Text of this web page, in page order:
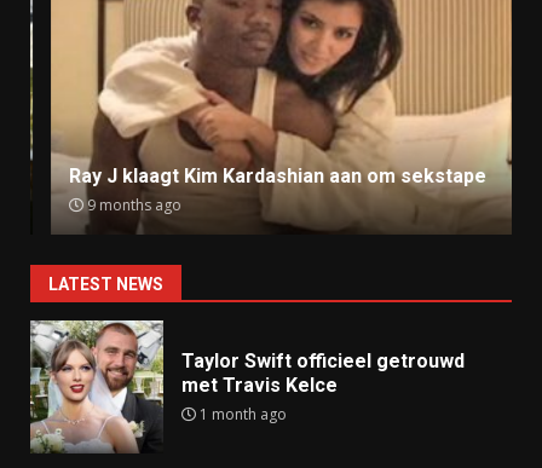
Ray J klaagt Kim Kardashian aan om sekstape
9 months ago
LATEST NEWS
Taylor Swift officieel getrouwd
met Travis Kelce
1 month ago